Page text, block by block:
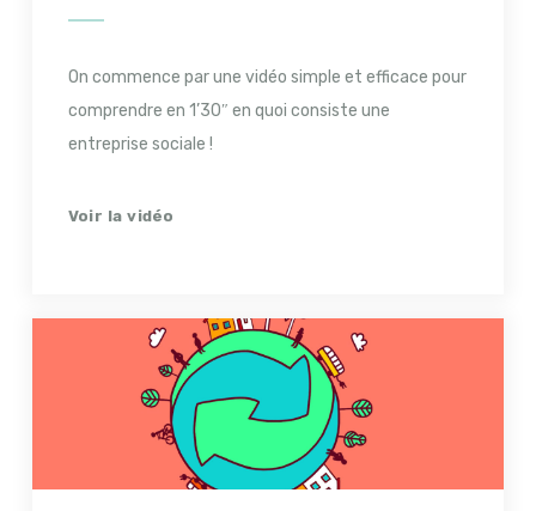
On commence par une vidéo simple et efficace pour
comprendre en 1’30″ en quoi consiste une
entreprise sociale !
Voir la vidéo